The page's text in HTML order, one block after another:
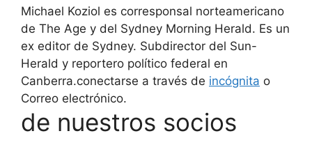
Michael Koziol es corresponsal norteamericano
de The Age y del Sydney Morning Herald. Es un
ex editor de Sydney. Subdirector del Sun-
Herald y reportero político federal en
Canberra.conectarse a través de incógnita o
Correo electrónico.
de nuestros socios